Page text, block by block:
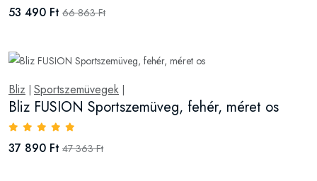
53 490 Ft 66 863 Ft
Bliz | Sportszemüvegek |
Bliz FUSION Sportszemüveg, fehér, méret os
37 890 Ft 47 363 Ft